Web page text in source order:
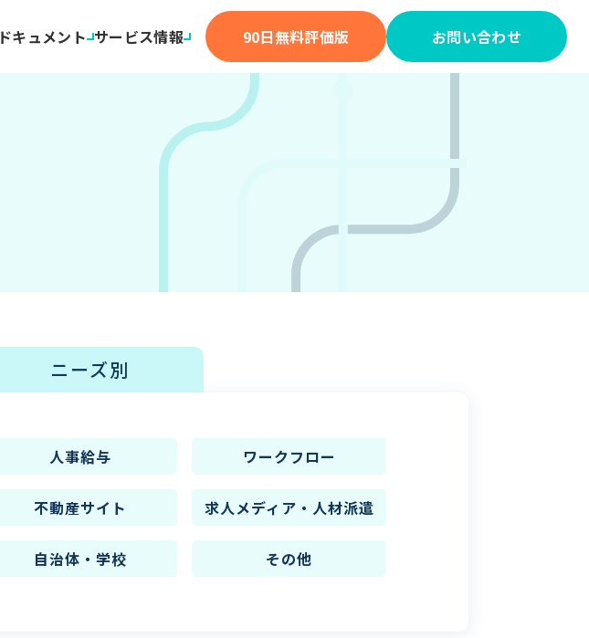
ドキュメント サービス情報 90日無料評価版 お問い合わせ
ニーズ別
人事給与 ワークフロー
不動産サイト 求人メディア・人材派遣
自治体・学校 その他